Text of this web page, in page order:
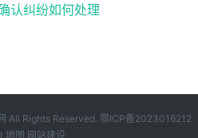
认纠纷如何处理
All Rights Reserved. 鄂ICP备2023016212
地图 网站建设